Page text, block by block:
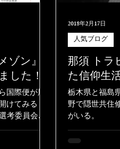
ゾン』
した！
際便が届
けてみる
委員会）
の作品を美
ョナル』
那須 トラ
た信仰生
栃木県と福島
野で隠世共住
がいる。
人気ブログ
2018年2月17日